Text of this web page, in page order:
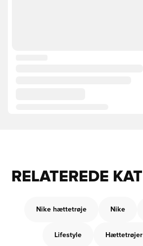
RELATEREDE
Nike hættetrøje Nike
Lifestyle